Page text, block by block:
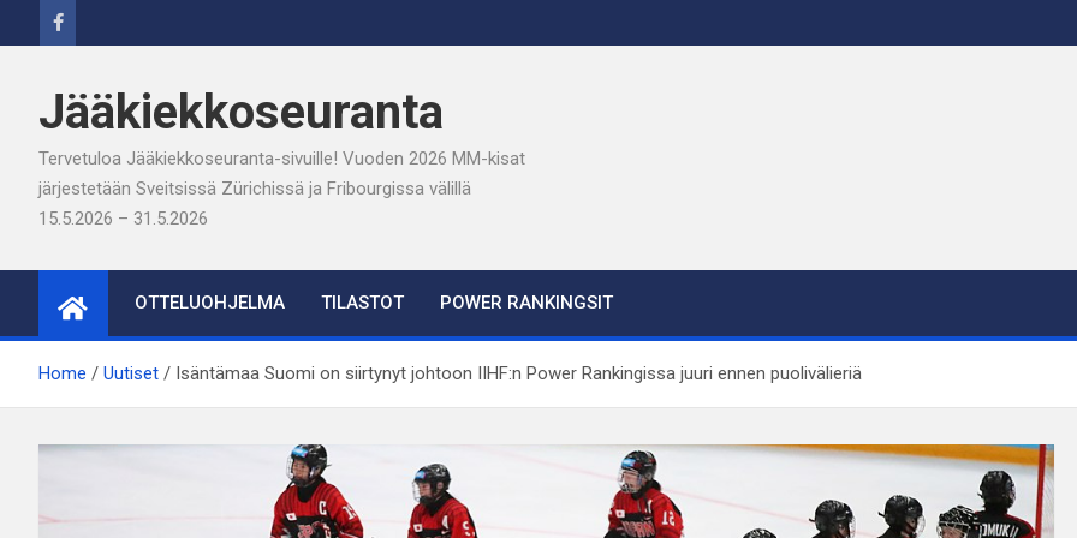
to
Jääkiekkoseuranta
Tervetuloa Jääkiekkoseuranta-sivuille! Vuoden 2026 MM-kisat
järjestetään Sveitsissä Zürichissä ja Fribourgissa välillä
15.5.2026 – 31.5.2026
OTTELUOHJELMA TILASTOT POWER RANKINGSIT
Home Uutiset Isäntämaa Suomi on siirtynyt johtoon IIHF:n Power Rankingissa juuri ennen puolivälieriä